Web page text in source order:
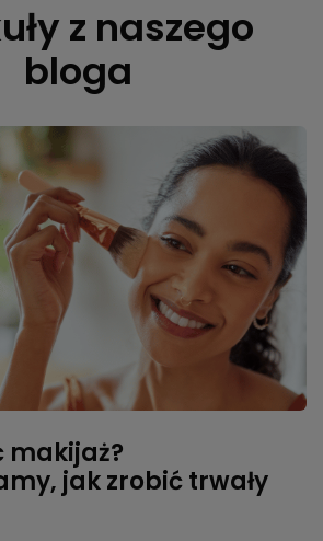
z naszego
bloga
makijaż?
jak zrobić trwały